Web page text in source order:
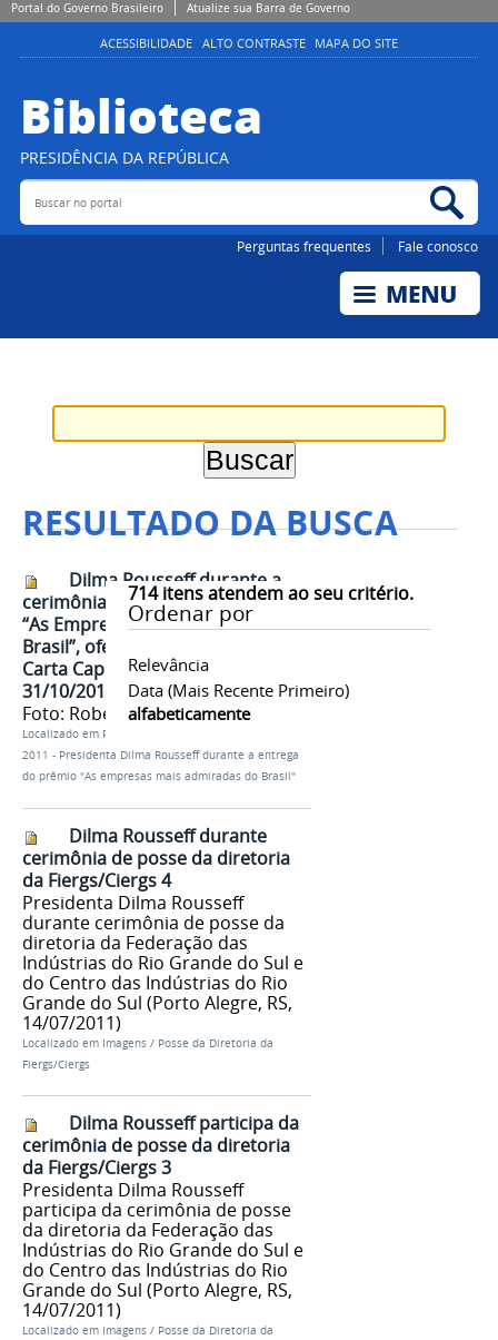
Portal do Governo Brasileiro Atualize sua Barra de Governo
ACESSIBILIDADE ALTO CONTRASTE MAPA DO SITE
Biblioteca
PRESIDÊNCIA DA REPÚBLICA
Buscar no portal
Perguntas frequentes Fale conosco
RESULTADO DA BUSCA
714itens atendem ao seu critério.
Ordenar por
Relevância
Data (mais Recente Primeiro)
alfabeticamente
Dilma Rousseff durante a
cerimônia de entrega do Prêmio
“As Empresas Mais Admiradas do
Brasil”, oferecido pela revista
Carta Capital. São Paulo - SP,
31/10/2011
Foto: Roberto Stuckert Filho/PR
Localizado em Presidência
2011 - Presidenta Dilma Rousseff durante a entrega
do prêmio "As empresas mais admiradas do Brasil"
Dilma Rousseff durante
cerimônia de posse da diretoria
da Fiergs/Ciergs 4
Presidenta Dilma Rousseff
durante cerimônia de posse da
diretoria da Federação das
Indústrias do Rio Grande do Sul e
do Centro das Indústrias do Rio
Grande do Sul (Porto Alegre, RS,
14/07/2011)
Localizado em Imagens / Posse da Diretoria da
Fiergs/Ciergs
Dilma Rousseff participa da
cerimônia de posse da diretoria
da Fiergs/Ciergs 3
Presidenta Dilma Rousseff
participa da cerimônia de posse
da diretoria da Federação das
Indústrias do Rio Grande do Sul e
do Centro das Indústrias do Rio
Grande do Sul (Porto Alegre, RS,
14/07/2011)
Localizado em Imagens / Posse da Diretoria da